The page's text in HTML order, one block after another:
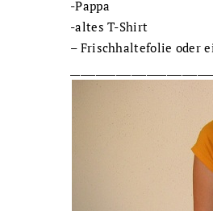
-Pappa
-altes T-Shirt
– Frischhaltefolie oder